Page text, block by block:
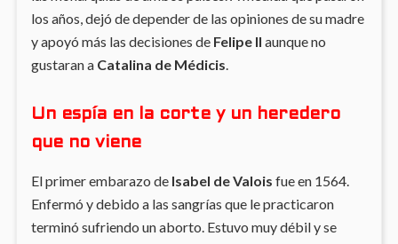
los años, dejó de depender de las opiniones de su madre
y apoyó más las decisiones de Felipe II aunque no
gustaran a Catalina de Médicis.
Un espía en la corte y un heredero
que no viene
El primer embarazo de Isabel de Valois fue en 1564.
Enfermó y debido a las sangrías que le practicaron
terminó sufriendo un aborto. Estuvo muy débil y se